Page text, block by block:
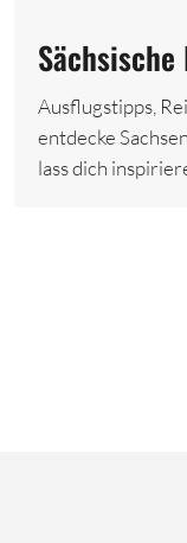
Sächsische
Ausflugstipps,
entdecke
lass dich